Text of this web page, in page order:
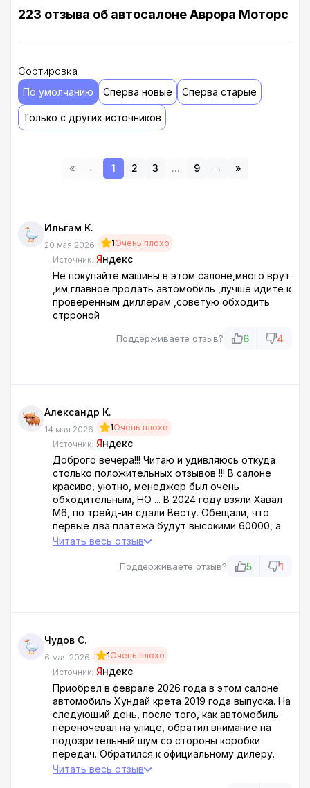
223 отзыва об автосалоне Аврора Моторс
Сортировка
По умолчанию Сперва новые Сперва старые
Только с других источников
« ← 1 2 3 ... 9 → »
Ильгам К.
20 мая 2026 1Очень плохо
Источник: Яндекс
Не покупайте машины в этом салоне,много врут
,им главное продать автомобиль ,лучше идите к
проверенным диллерам ,советую обходить
стрроной
Поддерживаете отзыв? 6 4
Александр К.
14 мая 2026 1Очень плохо
Источник: Яндекс
Доброго вечера!!! Читаю и удивляюсь откуда
столько положительных отзывов !!! В салоне
красиво, уютно, менеджер был очень
обходительным, НО ... В 2024 году взяли Хавал
М6, по трейд-ин сдали Весту. Обещали, что
первые два платежа будут высокими 60000, а
потом цитирую "вас заберёт другой банк" с
Когда я приехал через два месяца менеджер
прошло почти 2 года) я не могу
рефинансировать этот автокредит! Если кто-то
не знает, то автокредит можно
рефинансировать только через 6-7 месяцев!!!
Обманули!!! Не покупайте там автомобили!!! Не
советую данный автосалон, обходите его
стороной!!!
Читать весь отзыв
Поддерживаете отзыв? 5 1
Чудов С.
6 мая 2026 1Очень плохо
Источник: Яндекс
Приобрел в феврале 2026 года в этом салоне
автомобиль Хундай крета 2019 года выпуска. На
следующий день, после того, как автомобиль
переночевал на улице, обратил внимание на
подозрительный шум со стороны коробки
передач. Обратился к официальному дилеру.
Сказали, эксплуатировать не рекомендуется,
Читать весь отзыв